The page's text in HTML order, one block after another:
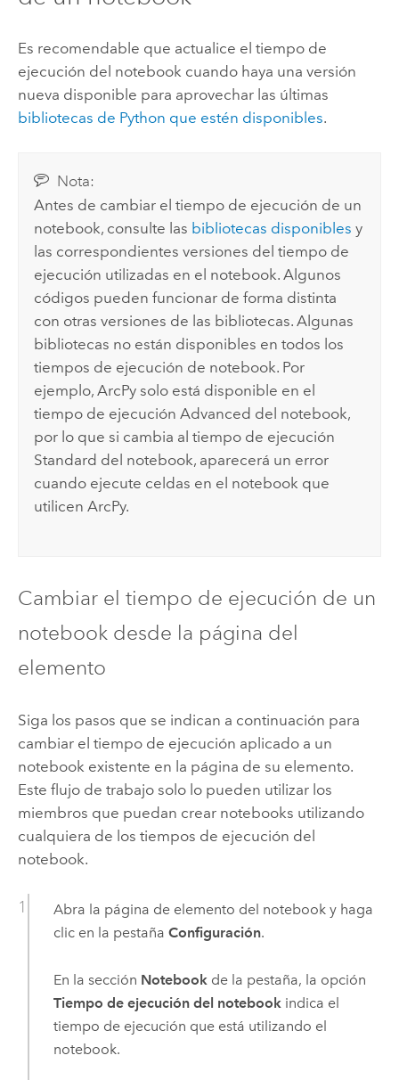
Es recomendable que actualice el tiempo de
ejecución del notebook cuando haya una versión
nueva disponible para aprovechar las últimas
bibliotecas de Python que estén disponibles.
Nota:
Antes de cambiar el tiempo de ejecución de un
notebook, consulte las bibliotecas disponibles y
las correspondientes versiones del tiempo de
ejecución utilizadas en el notebook. Algunos
códigos pueden funcionar de forma distinta
con otras versiones de las bibliotecas. Algunas
bibliotecas no están disponibles en todos los
tiempos de ejecución de notebook. Por
ejemplo,ArcPy solo está disponible en el
tiempo de ejecución Advanced del notebook,
por lo que si cambia al tiempo de ejecución
Standard del notebook, aparecerá un error
cuando ejecute celdas en el notebook que
utilicenArcPy.
Cambiar el tiempo de ejecución de un
notebook desde la página del
elemento
Siga los pasos que se indican a continuación para
cambiar el tiempo de ejecución aplicado a un
notebook existente en la página de su elemento.
Este flujo de trabajo solo lo pueden utilizar los
miembros que puedan crear notebooks utilizando
cualquiera de los tiempos de ejecución del
notebook.
Abra la página de elemento del notebook y haga
clic en la pestaña Configuración.
En la sección Notebookde la pestaña, la opción
Tiempo de ejecución del notebookindica el
tiempo de ejecución que está utilizando el
notebook.